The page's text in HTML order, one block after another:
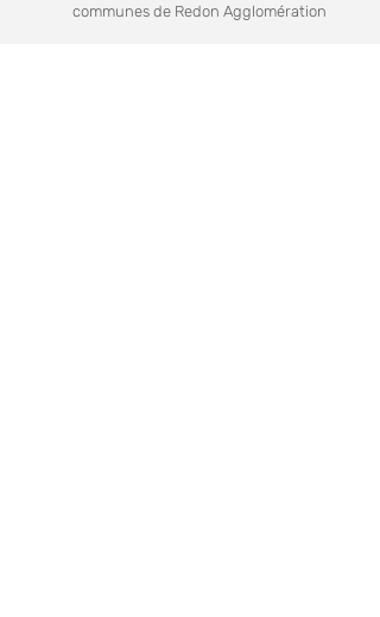
communes de Redon Agglomération